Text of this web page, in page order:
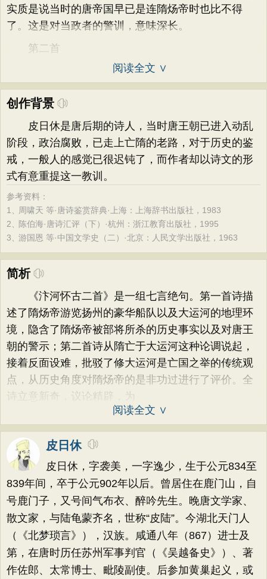
实质是说当时的唐帝国早已是连隋炀帝时也比不得
了。这是对当政者的警训，意味深长。
第二首
阅读全文 ∨
创作背景
皮日休是唐后期的诗人，当时唐王朝已进入动乱
阶段，政治腐败，已走上亡隋的老路，对于历史的鉴
戒，一般人的感觉已很迟钝了，而作者却以诗文的形
式有意重提这一教训。
参考资料：
1、 周啸天 等·唐诗鉴赏辞典·上海：上海辞书出版社，1983
2、 陈伯海·唐诗汇评（下）·杭州：浙江教育出版社，1995
3、游国恩 等·中国文学史（二）·北京：人民文学出版社，1963
简析
《汴河怀古二首》是一组七言绝句。第一首诗描
述了隋炀帝游览扬州的豪华船队以及大运河的地理环
境，隐含了隋炀帝被部将所杀的历史事实以及对唐王
朝的警示；第二首诗从隋亡于大运河这种论调说起，
接着反面设难，批驳了修大运河是亡国之举的传统观
点，从历史角度对隋炀帝的是非功过进行了评价。全
诗立意新奇，议论精辟，为
阅读全文 ∨
皮日休
皮日休，字袭美，一字逸少，生于公元834至
839年间，卒于公元902年以后。曾居住在鹿门山，自
号鹿门子，又号间气布衣、醉吟先生。晚唐文学家、
散文家，与陆龟蒙齐名，世称“皮陆”。今湖北天门人
（《北梦琐言》），汉族。咸通八年（867）进士及
第，在唐时历任苏州军事判官（《吴越备史》）、著
作佐郎、太常博士、毗陵副使。后参加黄巢起义，或